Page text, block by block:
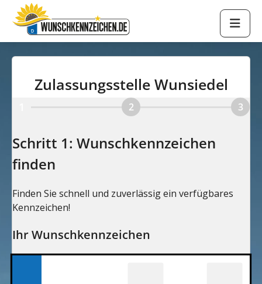
Zulassungsstelle Wunsiedel